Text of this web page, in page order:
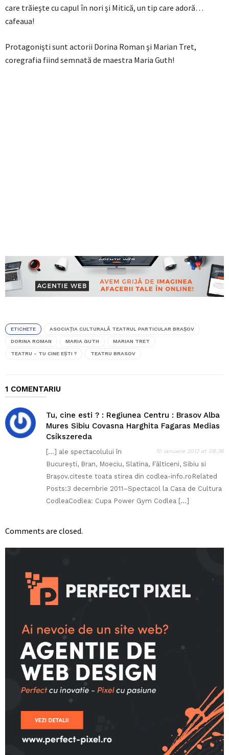
care trăieşte cu capul în nori şi Mitică, un tip care adoră…
cafeaua!
Protagonişti sunt actorii Dorina Roman şi Marian Tret,
coregrafia fiind semnată de maestra Maria Guth!
ETICHETE ASOCIAŢIA CULTURALĂ TEATRUL PARTICULAR BRAŞOV
DORINA ROMAN MARIA GUTH MARIAN TRET
TEATRU - TU CINE EŞTI ? TEATRU BRASOV
1 COMENTARIU
Tu, cine esti ? : Regiunea Centru : Brasov Alba
Mures Sibiu Covasna Harghita Fagaras Medias
Csíkszereda
10 ianuarie 2012 at 08:36
[…] ale spectacolului în
Bucureşti, Bran, Moeciu, Slatina, Fălticeni, Sibiu si
Braşov.citeste toata stirea din codlea-info.roRelated
Posts:3 decembrie 2011–Spectacol la Casa de Cultura
CodleaCodlea: Cupa Power Gym Codlea […]
Comments are closed.